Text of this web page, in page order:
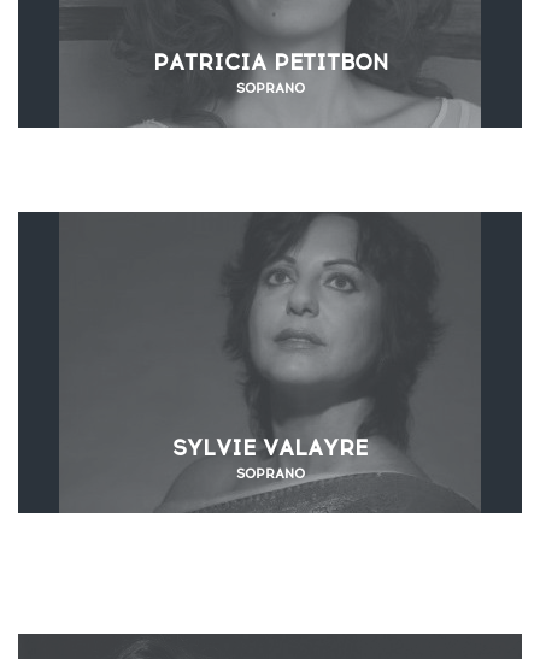
PATRICIA PETITBON
SOPRANO
SYLVIE VALAYRE
SOPRANO